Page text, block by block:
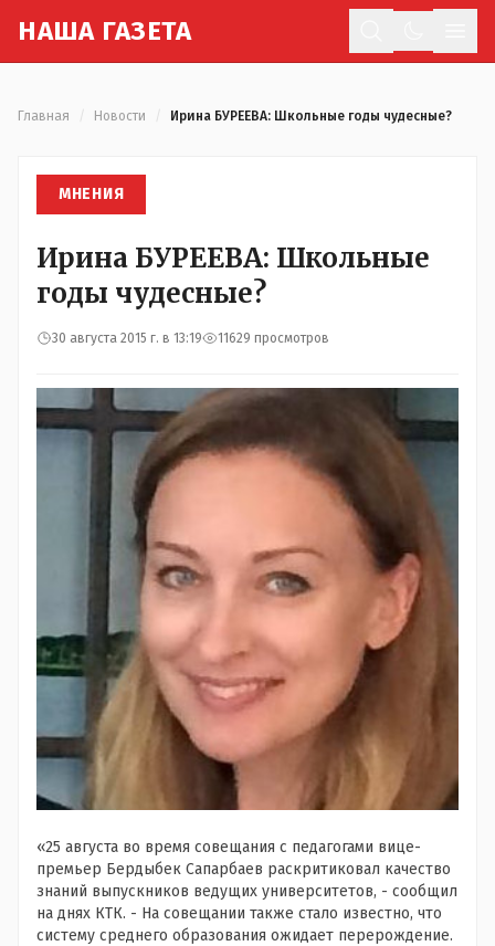
НАША ГАЗЕТА
Главная Новости Ирина БУРЕЕВА: Школьные годы чудесные?
МНЕНИЯ
Ирина БУРЕЕВА: Школьные
годы чудесные?
30 августа 2015 г. в 13:19 11629 просмотров
«25 августа во время совещания с педагогами вице-
премьер Бердыбек Сапарбаев раскритиковал качество
знаний выпускников ведущих университетов, - сообщил
на днях КТК. - На совещании также стало известно, что
систему среднего образования ожидает перерождение.